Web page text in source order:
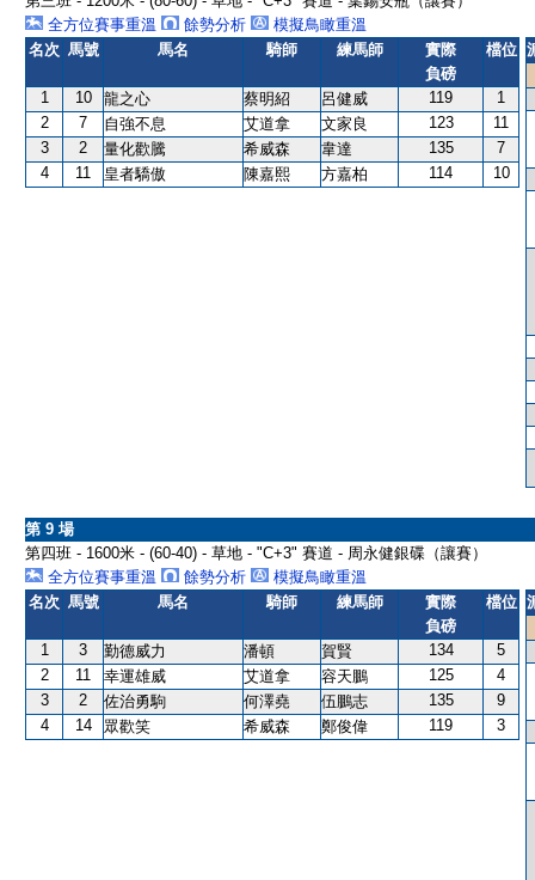
全方位賽事重溫
餘勢分析
模擬鳥瞰重溫
名次 馬號 馬名 騎師 練馬師
實際
負磅
檔位
1 10 龍之心 蔡明紹 呂健威 119
1
2
7 自強不息 艾道拿 文家良 123
11
3
2 量化歡騰 希威森 韋達 135
7
4
11 皇者驕傲 陳嘉熙 方嘉柏 114 10
第 9 場
第四班 - 1600米 - (60-40) - 草地 - "C+3" 賽道 - 周永健銀碟（讓賽）
全方位賽事重溫
餘勢分析
模擬鳥瞰重溫
名次 馬號 馬名 騎師 練馬師
實際
負磅
檔位
1 3 勤德威力 潘頓 賀賢 134
5
2
11 幸運雄威 艾道拿 容天鵬 125
4
3
2 佐治勇駒 何澤堯 伍鵬志 135
9
4
14 眾歡笑 希威森 鄭俊偉 119 3